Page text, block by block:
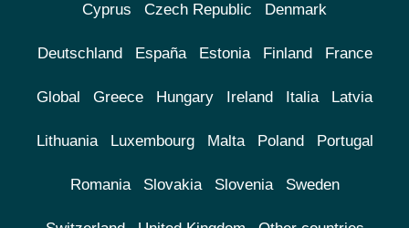
Cyprus Czech Republic Denmark
Deutschland España Estonia Finland France
Global Greece Hungary Ireland Italia Latvia
Lithuania Luxembourg Malta Poland Portugal
Romania Slovakia Slovenia Sweden